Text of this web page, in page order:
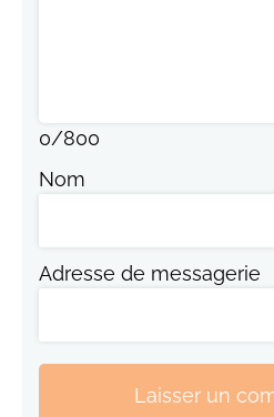
0/800
Nom
Adresse de messagerie
Laisser un